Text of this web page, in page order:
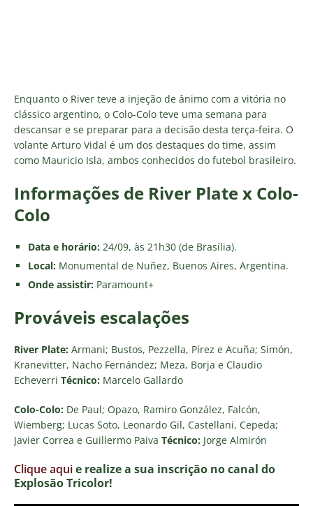
Enquanto o River teve a injeção de ânimo com a vitória no
clássico argentino, o Colo-Colo teve uma semana para
descansar e se preparar para a decisão desta terça-feira. O
volante Arturo Vidal é um dos destaques do time, assim
como Mauricio Isla, ambos conhecidos do futebol brasileiro.
Informações de River Plate x Colo-
Colo
Data e horário: 24/09, às 21h30 (de Brasília).
Local: Monumental de Nuñez, Buenos Aires, Argentina.
Onde assistir: Paramount+
Prováveis escalações
River Plate: Armani; Bustos, Pezzella, Pírez e Acuña; Simón,
Kranevitter, Nacho Fernández; Meza, Borja e Claudio
Echeverri Técnico: Marcelo Gallardo
Colo-Colo: De Paul; Opazo, Ramiro González, Falcón,
Wiemberg; Lucas Soto, Leonardo Gil, Castellani, Cepeda;
Javier Correa e Guillermo Paiva Técnico: Jorge Almirón
Clique aquie realize a sua inscrição no canal do
Explosão Tricolor!